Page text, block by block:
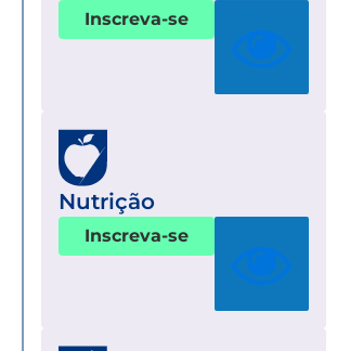
Inscreva-se
Nutrição
Inscreva-se